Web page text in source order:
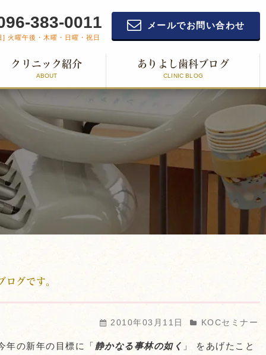
383-0011
] 火曜午後・木曜・日曜・祝日
メールでお問い合わせ
クリニック紹介
ABOUT
ありよし歯科ブログ
CLINIC BLOG
ログです。
2010年03月11日 KOCセミナー
年の新年の目標に「 静かなる事林の如く 」 をあげたこと